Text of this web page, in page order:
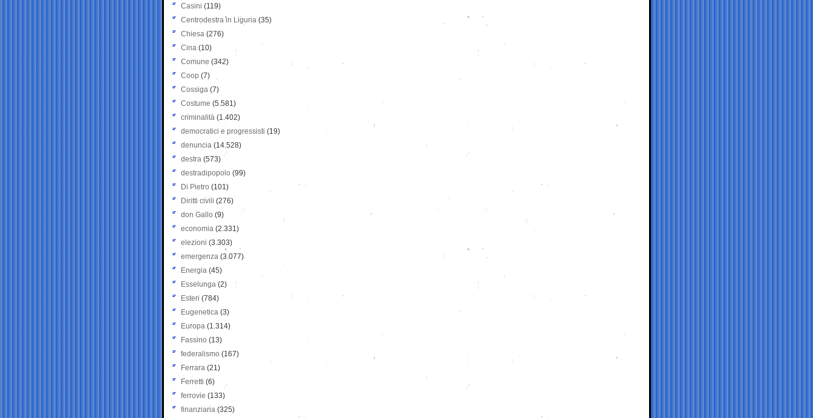
Casini (119)
Centrodestra in Liguria (35)
Chiesa (276)
Cina (10)
Comune (342)
Coop (7)
Cossiga (7)
Costume (5.581)
criminalità (1.402)
democratici e progressisti (19)
denuncia (14.528)
destra (573)
destradipopolo (99)
Di Pietro (101)
Diritti civili (276)
don Gallo (9)
economia (2.331)
elezioni (3.303)
emergenza (3.077)
Energia (45)
Esselunga (2)
Esteri (784)
Eugenetica (3)
Europa (1.314)
Fassino (13)
federalismo (167)
Ferrara (21)
Ferretti (6)
ferrovie (133)
finanziaria (325)